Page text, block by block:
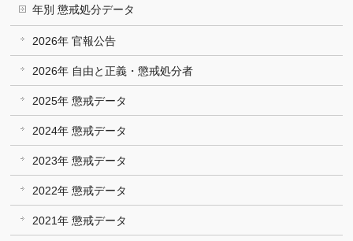
年別 懲戒処分データ
2026年 官報公告
2026年 自由と正義・懲戒処分者
2025年 懲戒データ
2024年 懲戒データ
2023年 懲戒データ
2022年 懲戒データ
2021年 懲戒データ